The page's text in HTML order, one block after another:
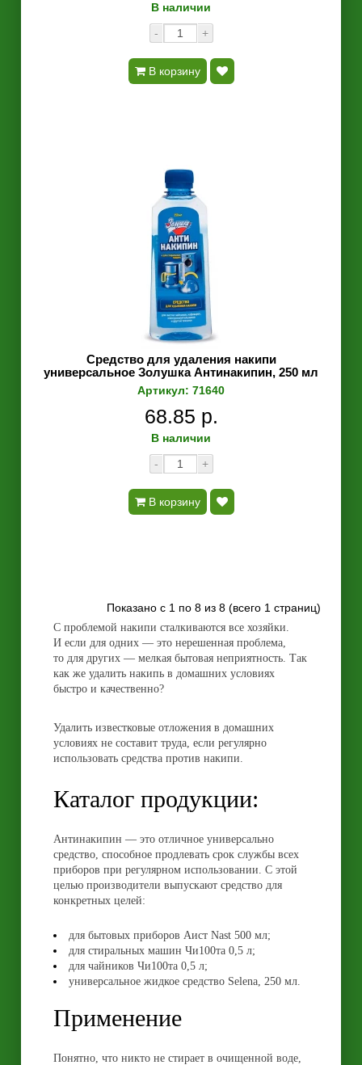
В наличии
-
+
В корзину
Средство для удаления накипи
универсальное Золушка Антинакипин, 250 мл
Артикул: 71640
68.85 р.
В наличии
-
+
В корзину
Показано с 1 по 8 из 8 (всего 1 страниц)
С проблемой накипи сталкиваются все хозяйки.
И если для одних — это нерешенная проблема,
то для других — мелкая бытовая неприятность. Так
как же удалить накипь в домашних условиях
быстро и качественно?
Удалить известковые отложения в домашних
условиях не составит труда, если регулярно
использовать средства против накипи.
Каталог продукции:
Антинакипин — это отличное универсально
средство, способное продлевать срок службы всех
приборов при регулярном использовании. С этой
целью производители выпускают средство для
конкретных целей:
для бытовых приборов Аист Nast 500 мл;
для стиральных машин Чи100та 0,5 л;
для чайников Чи100та 0,5 л;
универсальное жидкое средство Selena, 250 мл.
Применение
Понятно, что никто не стирает в очищенной воде,